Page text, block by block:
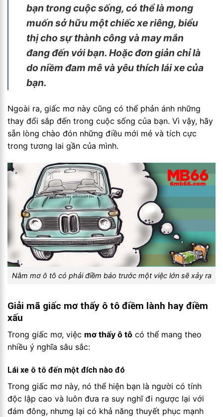
bạn trong cuộc sống, có thể là mong
muốn sở hữu một chiếc xe riêng, biểu
thị cho sự thành công và may mắn
đang đến với bạn. Hoặc đơn giản chỉ là
do niềm đam mê và yêu thích lái xe của
bạn.
Ngoài ra, giấc mơ này cũng có thể phản ánh những
thay đổi sắp đến trong cuộc sống của bạn. Vì vậy, hãy
sẵn lòng chào đón những điều mới mẻ và tích cực
trong tương lai gần của mình.
Nằm mơ ô tô có phải điềm báo trước một việc lớn sẽ xảy ra
Giải mã giấc mơ thấy ô tô điềm lành hay điềm
xấu
Trong giấc mơ, việc mơ thấy ô tô có thể mang theo
nhiều ý nghĩa sâu sắc:
Lái xe ô tô đến một đích nào đó
Trong giấc mơ này, nó thể hiện bạn là người có tính
độc lập cao và luôn đưa ra suy nghĩ đi ngược lại với
đám đông, nhưng lại có khả năng thuyết phục mạnh